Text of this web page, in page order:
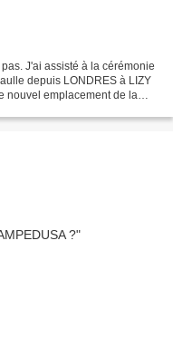
J'ai assisté à la cérémonie
depuis LONDRES à LIZY
nouvel emplacement de la